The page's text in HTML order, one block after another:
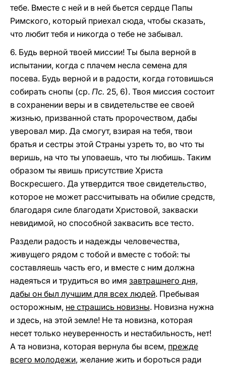
тебе. Вместе с ней и в ней бьется сердце Папы
Римского, который приехал сюда, чтобы сказать,
что любит тебя и никогда о тебе не забывал.
6. Будь верной твоей миссии! Ты была верной в
испытании, когда с плачем несла семена для
посева. Будь верной и в радости, когда готовишься
собирать снопы (ср. Пс. 25, 6). Твоя миссия состоит
в сохранении веры и в свидетельстве ее своей
жизнью, призванной стать пророчеством, дабы
уверовал мир. Да смогут, взирая на тебя, твои
братья и сестры этой Страны узреть то, во что ты
веришь, на что ты уповаешь, что ты любишь. Таким
образом ты явишь присутствие Христа
Воскресшего. Да утвердится твое свидетельство,
которое не может рассчитывать на обилие средств,
благодаря силе благодати Христовой, закваски
невидимой, но способной заквасить все тесто.
Раздели радость и надежды человечества,
живущего рядом с тобой и вместе с тобой: ты
составляешь часть его, и вместе с ним должна
надеяться и трудиться во имя завтрашнего дня,
дабы он был лучшим для всех людей. Пребывая
осторожным, не страшись новизны. Новизна нужна
и здесь, на этой земле! Не та новизна, которая
несет только неуверенность и нестабильность, нет!
А та новизна, которая вернула бы всем, прежде
всего молодежи, желание жить и бороться ради